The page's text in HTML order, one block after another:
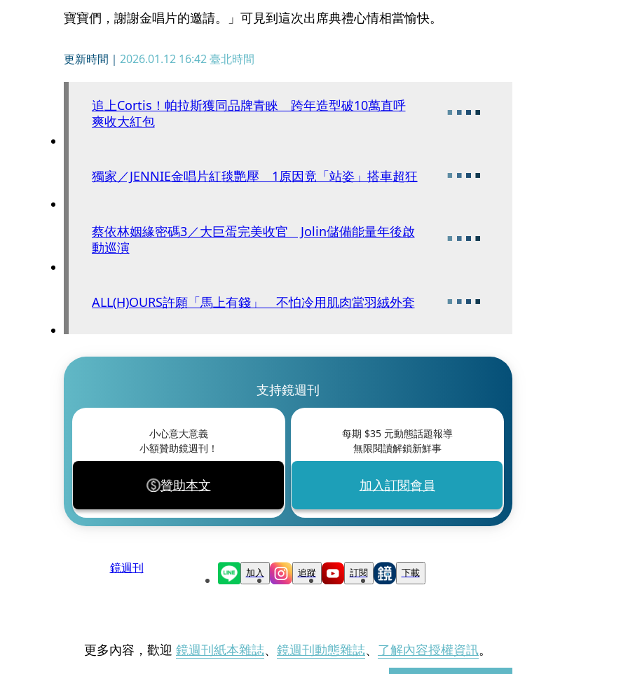
寶寶們，謝謝金唱片的邀請。」可見到這次出席典禮心情相當愉快。
更新時間｜ 2026.01.12 16:42臺北時間
追上Cortis！帕拉斯獲同品牌青睞 跨年造型破10萬直呼
爽收大紅包
獨家／JENNIE金唱片紅毯艷壓 1原因竟「站姿」搭車超狂
蔡依林姻緣密碼3／大巨蛋完美收官 Jolin儲備能量年後啟
動巡演
ALL(H)OURS許願「馬上有錢」 不怕冷用肌肉當羽絨外套
支持鏡週刊
小心意大意義
小額贊助鏡週刊！
贊助本文
每期 $35元動態話題報導
無限閱讀解鎖新鮮事
加入訂閱會員
鏡週刊 加入 追蹤 訂閱 下載
更多內容，歡迎 鏡週刊紙本雜誌、 鏡週刊動態雜誌、 了解內容授權資訊。